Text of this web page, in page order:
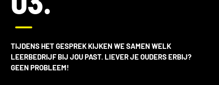
K
TIJDENS HET GESPREK KIJKEN WE SAMEN WELK
LEERBEDRIJF BIJ JOU PAST. LIEVER JE OUDERS ERBIJ?
GEEN PROBLEEM!